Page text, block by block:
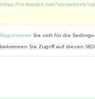
https://rz.koepke.net/wp-content/
Registrieren Sie sich für die
bekommen Sie Zugriff auf diesen